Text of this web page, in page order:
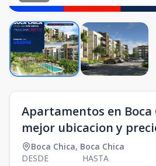
Apartamentos en Boca
mejor ubicacion y
Boca Chica, Boca Chica
DESDE
HASTA